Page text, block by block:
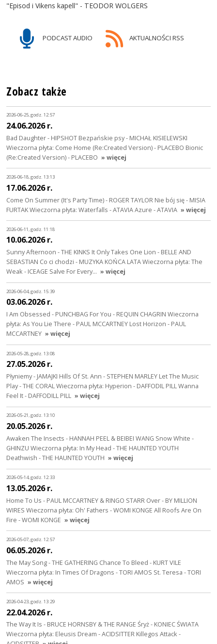
"Episod i Vikens kapell" - TEODOR WOLGERS
PODCAST AUDIO AKTUALNOŚCI RSS
Zobacz także
2026-06-25, godz. 12:57
24.06.2026 r.
Bad Daughter - HIPSHOT Bezpańskie psy - MICHAŁ KISIELEWSKI
Wieczorna płyta: Come Home (Re:Created Version) - PLACEBO Bionic
(Re:Created Version) - PLACEBO » więcej
2026-06-18, godz. 13:13
17.06.2026 r.
Come On Summer (It's Party Time) - ROGER TAYLOR Nie bój się - MISIA
FURTAK Wieczorna płyta: Waterfalls - ATAVIA Azure - ATAVIA » więcej
2026-06-11, godz. 11:18
10.06.2026 r.
Sunny Afternoon - THE KINKS It Only Takes One Lion - BELLE AND
SEBASTIAN Co ci chodzi - MUZYKA KOŃCA LATA Wieczorna płyta: The
Weak - ICEAGE Salve For Every… » więcej
2026-06-04, godz. 15:39
03.06.2026 r.
I Am Obsessed - PUNCHBAG For You - REQUIN CHAGRIN Wieczorna
płyta: As You Lie There - PAUL MCCARTNEY Lost Horizon - PAUL
MCCARTNEY » więcej
2026-05-28, godz. 13:08
27.05.2026 r.
Płyniemy - JAMAJKI Hills Of St. Ann - STEPHEN MARLEY Let The Music
Play - THE CORAL Wieczorna płyta: Hyperion - DAFFODIL PILL Wanna
Feel It - DAFFODILL PILL » więcej
2026-05-21, godz. 13:10
20.05.2026 r.
Awaken The Insects - HANNAH PEEL & BEIBEI WANG Snow White -
GHINZU Wieczorna płyta: In My Head - THE HAUNTED YOUTH
Deathwish - THE HAUNTED YOUTH » więcej
2026-05-14, godz. 12:33
13.05.2026 r.
Home To Us - PAUL MCCARTNEY & RINGO STARR Over - BY MILLION
WIRES Wieczorna płyta: Oh' Fathers - WOMI KONGE All Roofs Are On
Fire - WOMI KONGE » więcej
2026-05-07, godz. 12:57
06.05.2026 r.
The May Song - THE GATHERING Chance To Bleed - KURT VILE
Wieczorna płyta: In Times Of Dragons - TORI AMOS St. Teresa - TORI
AMOS » więcej
2026-04-23, godz. 13:29
22.04.2026 r.
The Way It Is - BRUCE HORNSBY & THE RANGE Śryż - KONIEC ŚWIATA
Wieczorna płyta: Eleusis Dream - ACIDSITTER Killegos Attack -